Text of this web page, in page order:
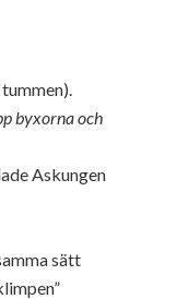
byxorna och
Askungen
sätt